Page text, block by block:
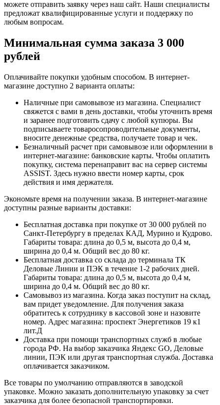
можете отправить заявку через наш сайт. Наши специалисты
предложат квалифицированные услуги и поддержку по
любым вопросам.
Минимальная сумма заказа 3 000
рублей
Оплачивайте покупки удобным способом. В интернет-
магазине доступно 2 варианта оплаты:
Наличные при самовывозе из магазина. Специалист
свяжется с вами в день доставки, чтобы уточнить время
и заранее подготовить сдачу с любой купюры. Вы
подписываете товаросопроводительные документы,
вносите денежные средства, получаете товар и чек.
Безналичный расчет при самовывозе или оформлении в
интернет-магазине: банковские карты. Чтобы оплатить
покупку, система перенаправит вас на сервер системы
ASSIST. Здесь нужно ввести номер карты, срок
действия и имя держателя.
Экономьте время на получении заказа. В интернет-магазине
доступны разные варианты доставки:
Бесплатная доставка при покупке от 30 000 рублей по
Санкт-Петербургу в пределах КАД, Мурино и Кудрово.
Габариты товара: длина до 0,5 м, высота до 0,4 м,
ширина до 0,4 м. Общий вес до 80 кг.
Бесплатная доставка со склада до терминала ТК
Деловые Линии и ПЭК в течение 1-2 рабочих дней.
Габариты товара: длина до 0,5 м, высота до 0,4 м,
ширина до 0,4 м. Общий вес до 80 кг.
Самовывоз из магазина. Когда заказ поступит на склад,
вам придет уведомление. Для получения заказа
обратитесь к сотруднику в кассовой зоне и назовите
номер. Адрес магазина: проспект Энергетиков 19 к1
лит.Д
Доставка при помощи транспортных служб в любые
города РФ. На выбор заказчика Яндекс GO, Деловые
линии, ПЭК или другая транспортная служба. Доставка
оплачивается заказчиком.
Все товары по умолчанию отправляются в заводской
упаковке. Можно заказать дополнительную упаковку за счет
заказчика для более безопасной транспортировки.